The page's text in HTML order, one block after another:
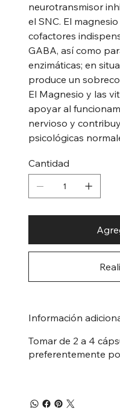
neurotransmisor
el SNC. El
cofactores
GABA, así como
enzimáticas; en
produce un
El Magnesio y las
apoyar al
nervioso y
psicológicas
Cantidad
Información
Tomar de 2 a 4
preferentemente